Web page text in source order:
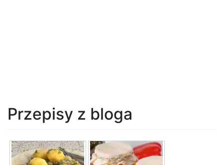
Przepisy z bloga